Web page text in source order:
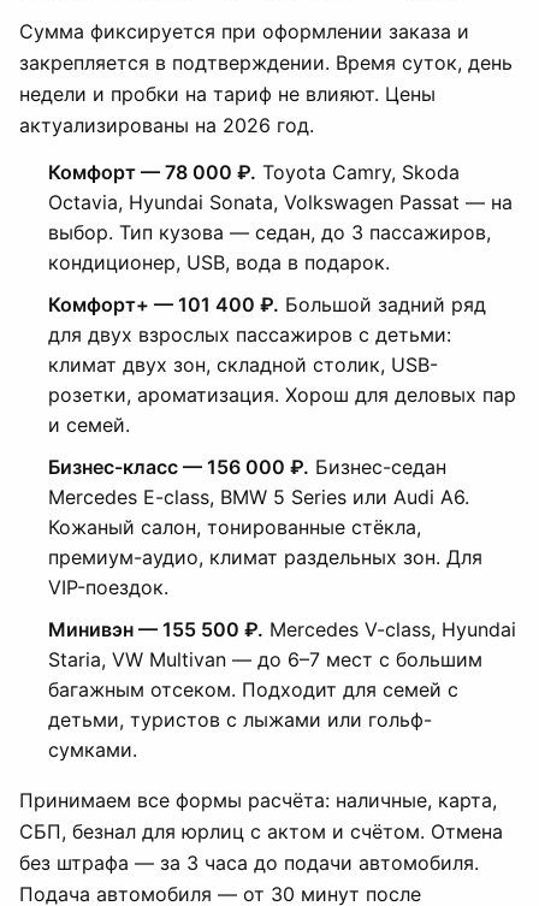
Сумма фиксируется при оформлении заказа и
закрепляется в подтверждении. Время суток, день
недели и пробки на тариф не влияют. Цены
актуализированы на 2026 год.
Комфорт — 78 000 ₽. Toyota Camry, Skoda
Octavia, Hyundai Sonata, Volkswagen Passat — на
выбор. Тип кузова — седан, до 3 пассажиров,
кондиционер, USB, вода в подарок.
Комфорт+ — 101 400 ₽. Большой задний ряд
для двух взрослых пассажиров с детьми:
климат двух зон, складной столик, USB-
розетки, ароматизация. Хорош для деловых пар
и семей.
Бизнес-класс — 156 000 ₽. Бизнес-седан
Mercedes E-class, BMW 5 Series или Audi A6.
Кожаный салон, тонированные стёкла,
премиум-аудио, климат раздельных зон. Для
VIP-поездок.
Минивэн — 155 500 ₽. Mercedes V-class, Hyundai
Staria, VW Multivan — до 6–7 мест с большим
багажным отсеком. Подходит для семей с
детьми, туристов с лыжами или гольф-
сумками.
Принимаем все формы расчёта: наличные, карта,
СБП, безнал для юрлиц с актом и счётом. Отмена
без штрафа — за 3 часа до подачи автомобиля.
Подача автомобиля — от 30 минут после